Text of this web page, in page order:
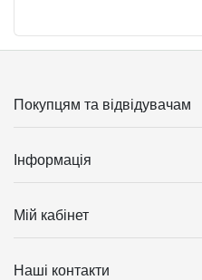
Покупцям та відвідувачам
Інформація
Мій кабінет
Наші контакти